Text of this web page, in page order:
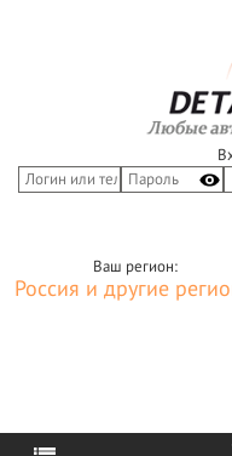
Ваш регион:
Россия и другие